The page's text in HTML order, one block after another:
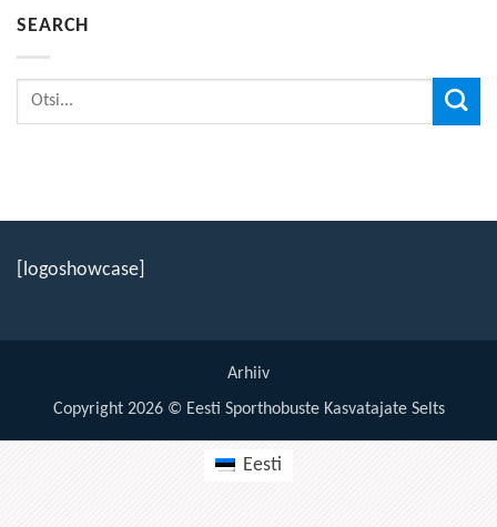
SEARCH
[logoshowcase]
Arhiiv
Copyright 2026 © Eesti Sporthobuste Kasvatajate Selts
Eesti